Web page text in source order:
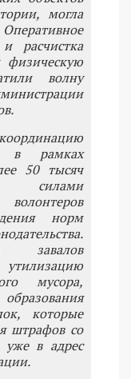
могла
расчистка
физическую
волну
в рамках
50 тысяч
силами
норм
завалов
мусора,
которые
штрафов со
уже в адрес